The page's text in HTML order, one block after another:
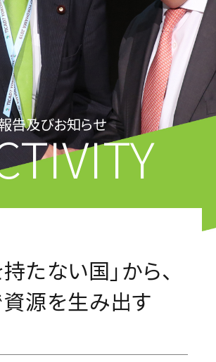
告及びお知らせ
たない国」から、
源を生み出す